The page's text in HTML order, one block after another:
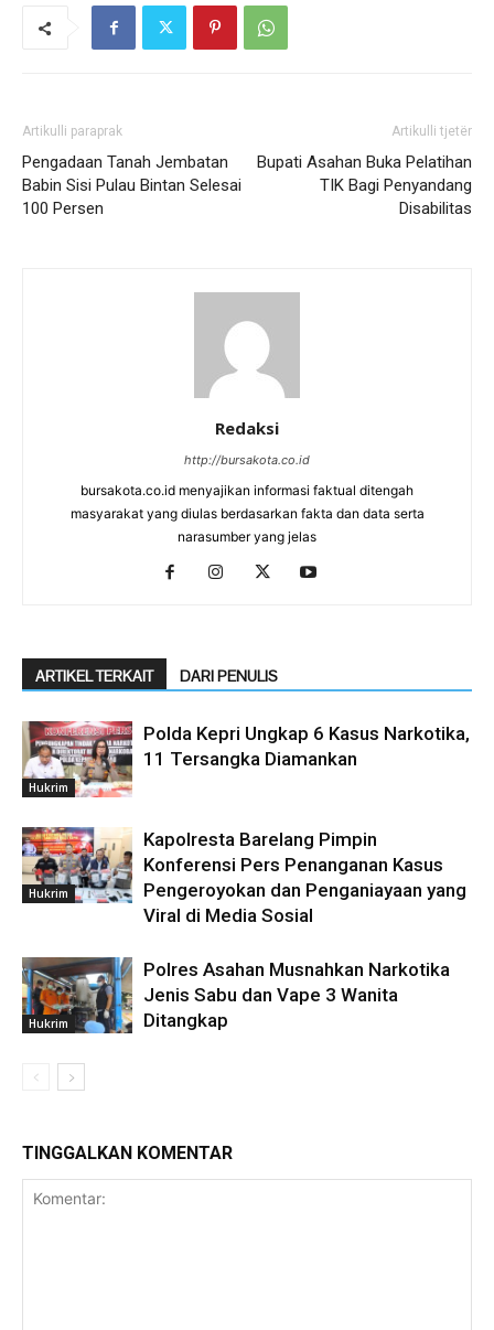
Artikulli paraprak
Pengadaan Tanah Jembatan
Babin Sisi Pulau Bintan Selesai
100 Persen
Artikulli tjetër
Bupati Asahan Buka Pelatihan
TIK Bagi Penyandang
Disabilitas
Redaksi
http://bursakota.co.id
bursakota.co.id menyajikan informasi faktual ditengah
masyarakat yang diulas berdasarkan fakta dan data serta
narasumber yang jelas
ARTIKEL TERKAIT DARI PENULIS
Hukrim
Polda Kepri Ungkap 6 Kasus Narkotika,
11 Tersangka Diamankan
Hukrim
Kapolresta Barelang Pimpin
Konferensi Pers Penanganan Kasus
Pengeroyokan dan Penganiayaan yang
Viral di Media Sosial
Hukrim
Polres Asahan Musnahkan Narkotika
Jenis Sabu dan Vape 3 Wanita
Ditangkap
TINGGALKAN KOMENTAR